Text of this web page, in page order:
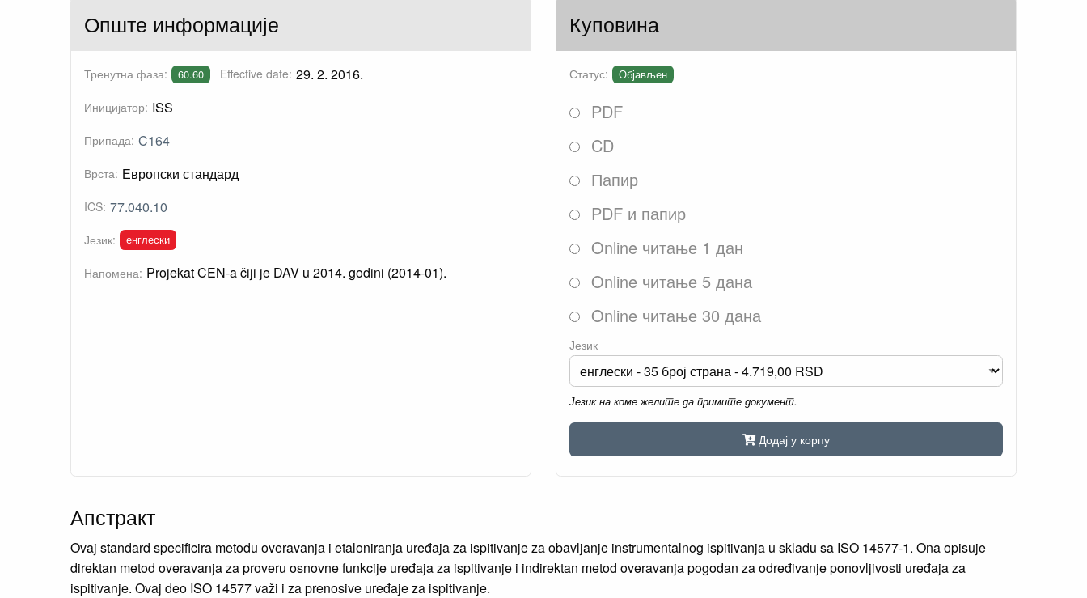
Опште информације
Тренутна фаза: 60.60 Effective date: 29. 2. 2016.
Иницијатор: ISS
Припада: C164
Врста: Европски стандард
ICS: 77.040.10
Језик: енглески
Напомена: Projekat CEN-a čiji je DAV u 2014. godini (2014-01).
Куповина
Статус: Објављен
PDF
CD
Папир
PDF и папир
Online читање 1 дан
Online читање 5 дана
Online читање 30 дана
Језик
Језик на коме желите да примите документ.
Додај у корпу
Апстракт
Ovaj standard specificira metodu overavanja i etaloniranja uređaja za ispitivanje za obavljanje instrumentalnog ispitivanja u skladu sa ISO 14577-1. Ona opisuje
direktan metod overavanja za proveru osnovne funkcije uređaja za ispitivanje i indirektan metod overavanja pogodan za određivanje ponovljivosti uređaja za
ispitivanje. Ovaj deo ISO 14577 važi i za prenosive uređaje za ispitivanje.